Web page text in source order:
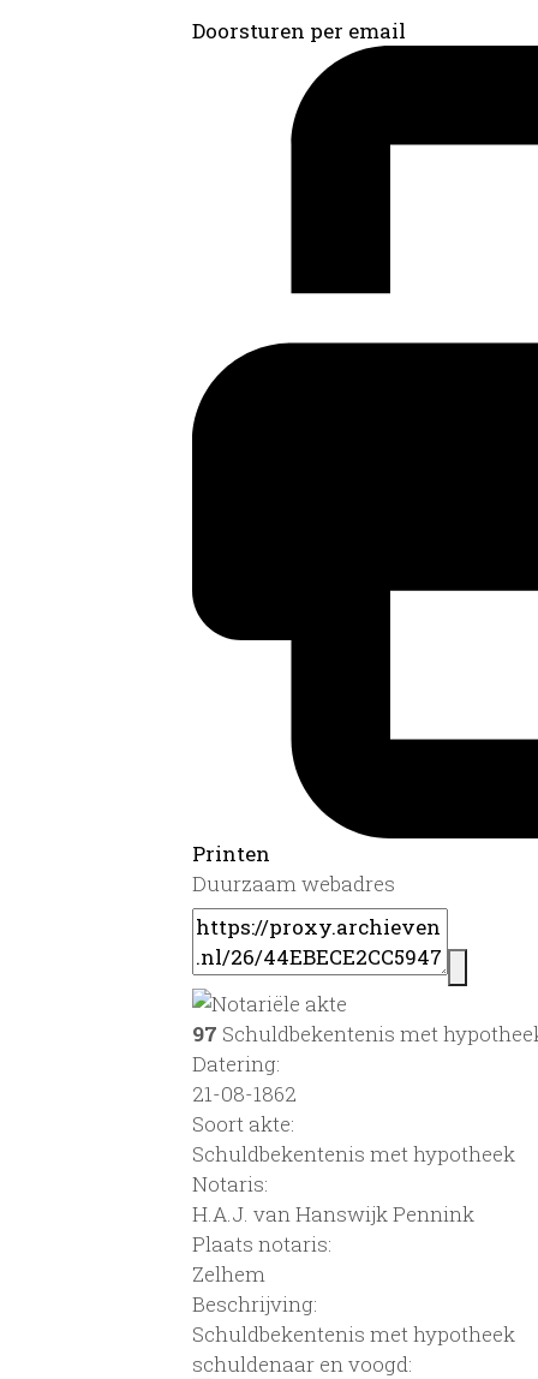
Doorsturen per email
Printen
Duurzaam webadres
97 Schuldbekentenis met
Datering:
21-08-1862
Soort akte:
Schuldbekentenis met hypotheek
Notaris:
H.A.J. van Hanswijk Pennink
Plaats notaris:
Zelhem
Beschrijving:
Schuldbekentenis met hypotheek
schuldenaar en voogd: